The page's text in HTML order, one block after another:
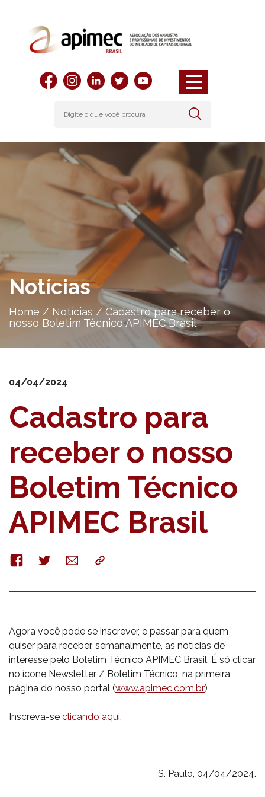
Notícias
Home / Notícias /Cadastro para receber o
nosso Boletim Técnico APIMEC Brasil
04/04/2024
Cadastro para
receber o nosso
Boletim Técnico
APIMEC Brasil
FacebookTwitterE-
mail
Copy
Agora você pode se inscrever, e passar para quem
quiser para receber, semanalmente, as notícias de
interesse pelo Boletim Técnico APIMEC Brasil. É só clicar
no ícone Newsletter / Boletim Técnico, na primeira
página do nosso portal (www.apimec.com.br)
Inscreva-se clicando aqui.
S. Paulo, 04/04/2024.